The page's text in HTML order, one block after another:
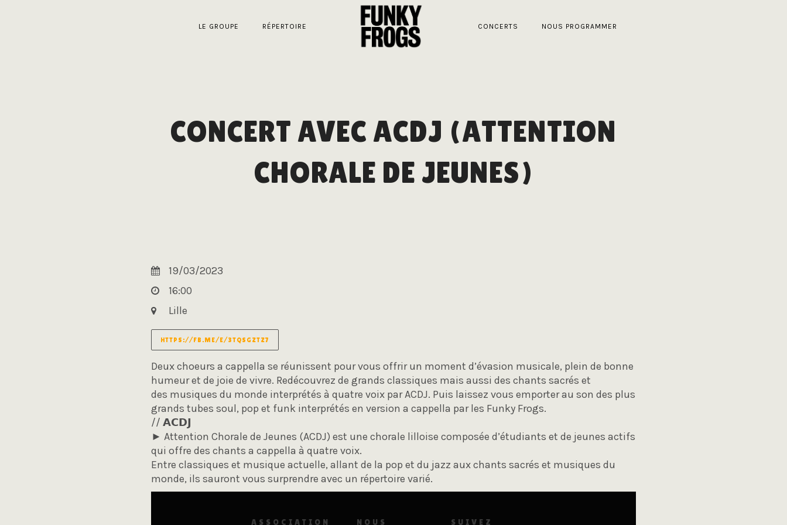
LE GROUPE RÉPERTOIRE CONCERTS NOUS PROGRAMMER
CONCERT AVEC ACDJ (ATTENTION
CHORALE DE JEUNES)
19/03/2023
16:00
Lille
HTTPS://FB.ME/E/3TQSGZTZ7
Deux choeurs a cappella se réunissent pour vous offrir un moment d’évasion musicale, plein de bonne
humeur et de joie de vivre. Redécouvrez de grands classiques mais aussi des chants sacrés et
des musiques du monde interprétés à quatre voix par ACDJ. Puis laissez vous emporter au son des plus
grands tubes soul, pop et funk interprétés en version a cappella par les Funky Frogs.
// 𝗔𝗖𝗗𝗝
► Attention Chorale de Jeunes (ACDJ) est une chorale lilloise composée d’étudiants et de jeunes actifs
qui offre des chants a cappella à quatre voix.
Entre classiques et musique actuelle, allant de la pop et du jazz aux chants sacrés et musiques du
monde, ils sauront vous surprendre avec un répertoire varié.
ASSOCIATION NOUS SUIVEZ